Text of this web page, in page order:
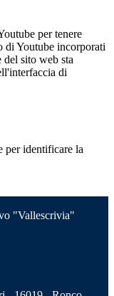
per tenere
di Youtube incorporati
del sito web sta
di
per identificare la
"Vallescrivia"